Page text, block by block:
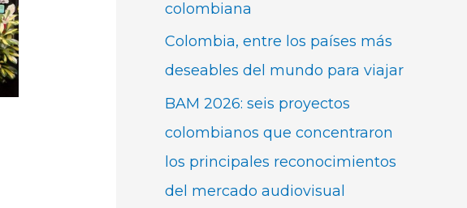
colombiana
Colombia, entre los países más
deseables del mundo para viajar
BAM 2026: seis proyectos
colombianos que concentraron
los principales reconocimientos
del mercado audiovisual